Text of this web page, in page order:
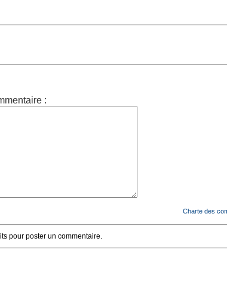
:
Charte des
pour poster un commentaire.